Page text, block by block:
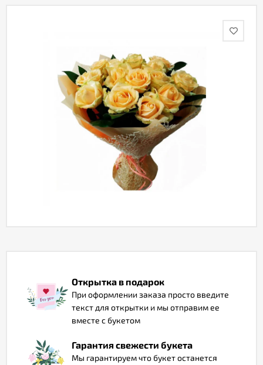
Открытка в подарок
При оформлении заказа просто введите
текст для открытки и мы отправим ее
вместе с букетом
Гарантия свежести букета
Мы гарантируем что букет останется